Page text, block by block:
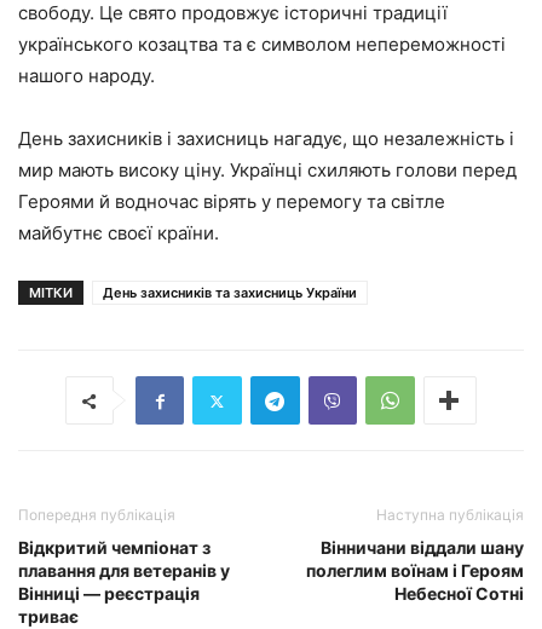
свободу. Це свято продовжує історичні традиції
українського козацтва та є символом непереможності
нашого народу.
День захисників і захисниць нагадує, що незалежність і
мир мають високу ціну. Українці схиляють голови перед
Героями й водночас вірять у перемогу та світле
майбутнє своєї країни.
МІТКИ День захисників та захисниць України
Попередня публікація
Відкритий чемпіонат з
плавання для ветеранів у
Вінниці — реєстрація
триває
Наступна публікація
Вінничани віддали шану
полеглим воїнам і Героям
Небесної Сотні